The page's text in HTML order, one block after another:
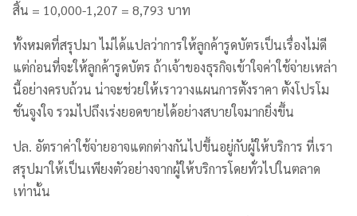
สิ้น = 10,000-1,207 = 8,793 บาท
ทั้งหมดที่สรุปมา ไม่ได้แปลว่าการให้ลูกค้ารูดบัตรเป็นเรื่องไม่ดี
แต่ก่อนที่จะให้ลูกค้ารูดบัตร ถ้าเจ้าของธุรกิจเข้าใจค่าใช้จ่ายเหล่า
นี้อย่างครบถ้วน น่าจะช่วยให้เราวางแผนการตั้งราคา ตั้งโปรโม
ชั่นจูงใจ รวมไปถึงเร่งยอดขายได้อย่างสบายใจมากยิ่งขึ้น
ปล. อัตราค่าใช้จ่ายอาจแตกต่างกันไปขึ้นอยู่กับผู้ให้บริการ ที่เรา
สรุปมาให้เป็นเพียงตัวอย่างจากผู้ให้บริการโดยทั่วไปในตลาด
เท่านั้น